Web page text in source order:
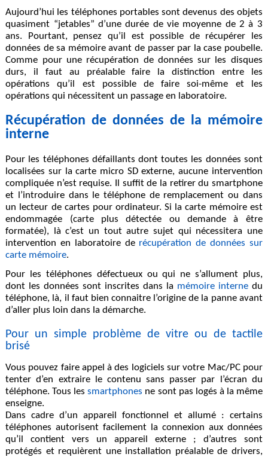
Aujourd’hui les téléphones portables sont devenus des objets
quasiment “jetables” d’une durée de vie moyenne de 2 à 3
ans. Pourtant, pensez qu’il est possible de récupérer les
données de sa mémoire avant de passer par la case poubelle.
Comme pour une récupération de données sur les disques
durs, il faut au préalable faire la distinction entre les
opérations qu’il est possible de faire soi-même et les
opérations qui nécessitent un passage en laboratoire.
Récupération de données de la mémoire
interne
Pour les téléphones défaillants dont toutes les données sont
localisées sur lacarte micro SD externe, aucune intervention
compliquée n’est requise. Il suffit de la retirer du smartphone
et l’introduire dans le téléphone de remplacement ou dans
un lecteur de cartes pour ordinateur. Si la carte mémoire est
endommagée (carte plus détectée ou demande à être
formatée), là c’est un tout autre sujet qui nécessitera une
intervention en laboratoire de récupération de données sur
carte mémoire.
Pour les téléphones défectueux ou qui ne s’allument plus,
dont les données sont inscrites dans la mémoire internedu
téléphone, là, il faut bien connaitre l’origine de la panne avant
d’aller plus loin dans la démarche.
Pour un simple problème de vitre ou de tactile
brisé
Vous pouvez faire appel à des logiciels sur votre Mac/PC pour
tenter d’en extraire le contenu sans passer par l’écran du
téléphone. Tous lessmartphones ne sont pas logés à la même
enseigne.
Dans cadre d’un appareil fonctionnel et allumé : certains
téléphones autorisent facilement la connexion aux données
qu’il contient vers un appareil externe ; d’autres sont
protégés et requièrent une installation préalable de drivers,